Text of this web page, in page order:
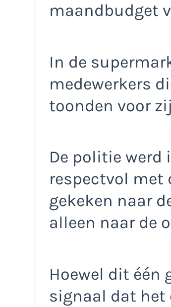
maandbudget
In de
medewerkers
toonden voor
De politie werd
respectvol met
gekeken naar
alleen naar de
Hoewel dit één
signaal dat het